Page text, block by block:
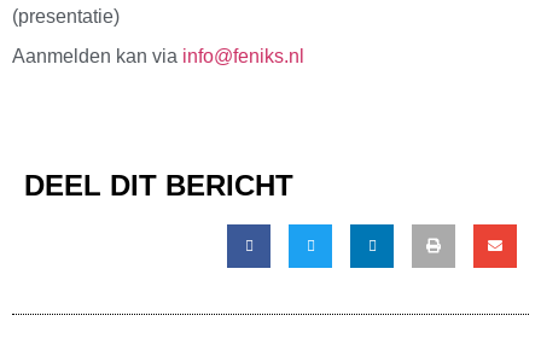
(presentatie)
Aanmelden kan via info@feniks.nl
DEEL DIT BERICHT